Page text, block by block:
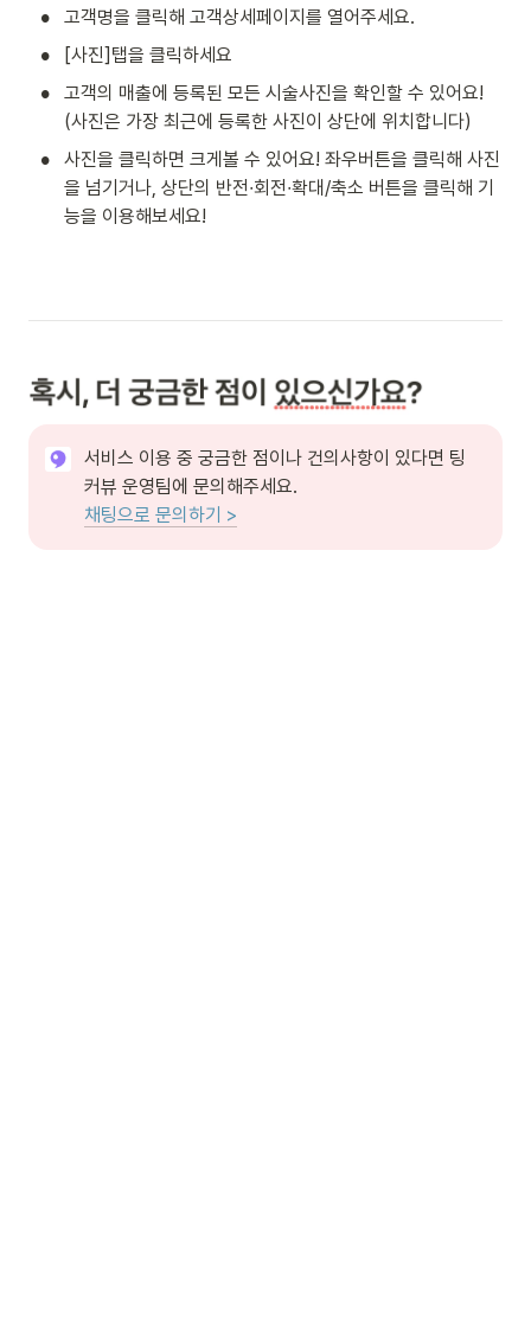
• 고객명을 클릭해 고객상세페이지를 열어주세요.
• [사진]탭을 클릭하세요
•
고객의 매출에 등록된 모든 시술사진을 확인할 수 있어요!
(사진은 가장 최근에 등록한 사진이 상단에 위치합니다)
•
사진을 클릭하면 크게볼 수 있어요! 좌우버튼을 클릭해 사진
을 넘기거나, 상단의 반전∙회전∙확대/축소 버튼을 클릭해 기
능을 이용해보세요!
서비스 이용 중 궁금한 점이나 건의사항이 있다면 팅
채팅으로 문의하기 >